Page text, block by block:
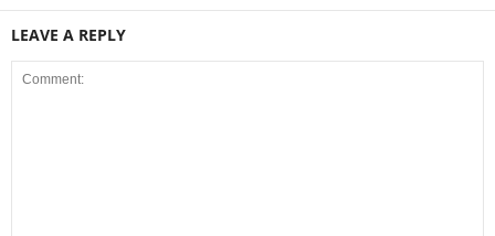
LEAVE A REPLY